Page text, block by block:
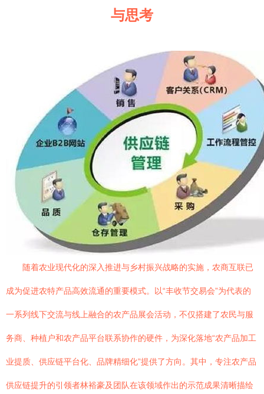
与思考
随着农业现代化的深入推进与乡村振兴战略的实施，农商互联已
成为促进农特产品高效流通的重要模式。以“丰收节交易会”为代表的
一系列线下交流与线上融合的农产品展会活动，不仅搭建了农民与服
务商、种植户和农产品平台联系协作的硬件，为深化落地“农产品加工
业提质、供应链平台化、品牌精细化”提供了方向。其中，专注农产品
供应链提升的引领者林裕豪及团队在该领域作出的示范成果清晰描绘